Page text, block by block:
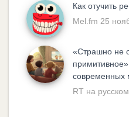
Как отучить
Mel.fm 25
«Cтрашно не
современных
RT на